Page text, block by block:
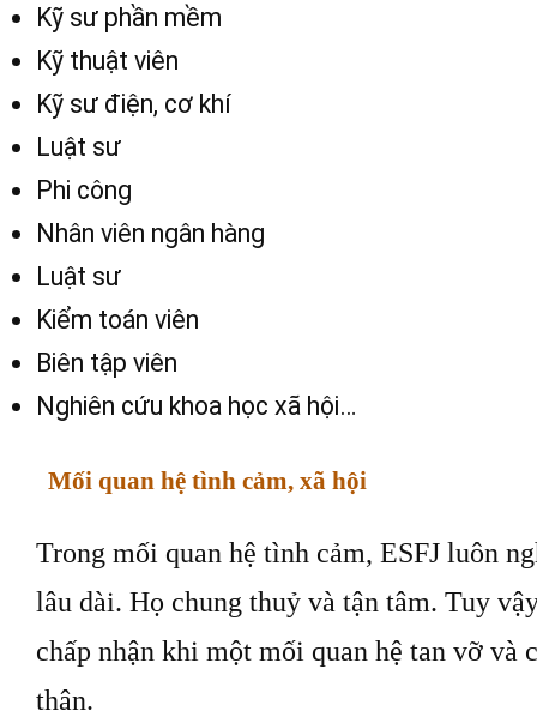
Kỹ sư phần mềm
Kỹ thuật viên
Kỹ sư điện, cơ khí
Luật sư
Phi công
Nhân viên ngân hàng
Luật sư
Kiểm toán viên
Biên tập viên
Nghiên cứu khoa học xã hội…
Mối quan hệ tình cảm, xã hội
Trong mối quan hệ tình cảm, ESFJ luôn
lâu dài. Họ chung thuỷ và tận tâm. Tuy
chấp nhận khi một mối quan hệ tan vỡ và
thân.